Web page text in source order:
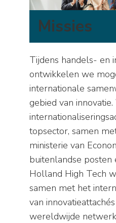
Missies
Tijdens handels- en
ontwikkelen we
internationale
gebied van
topsector, samen
ministerie van
buitenlandse posten
Holland High Tech
samen met het
van
wereldwijde